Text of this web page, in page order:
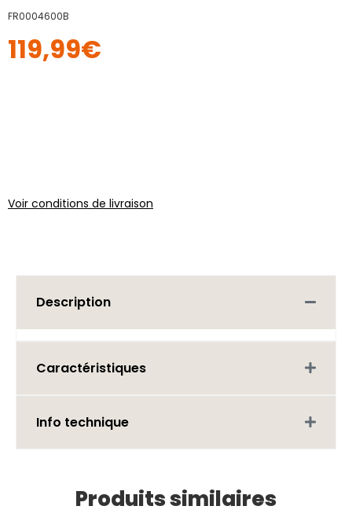
FR0004600B
119,99€
Voir conditions de livraison
Description
Caractéristiques
Info technique
Produits similaires